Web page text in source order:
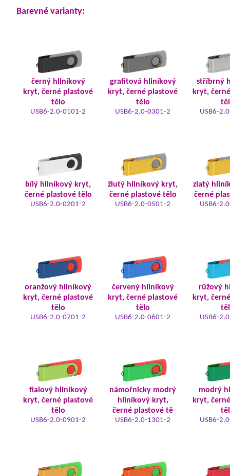
Barevné varianty:
černý hliníkový
kryt, černé plastové
tělo
USB6-2.0-0101-2
grafitová hliníkový
kryt, černé plastové
tělo
USB6-2.0-0301-2
stříbrný
kryt,
USB6-
bílý hliníkový kryt,
černé plastové tělo
USB6-2.0-0201-2
žlutý hliníkový kryt,
černé plastové tělo
USB6-2.0-0501-2
zlatý
černé
USB6-
oranžový hliníkový
kryt, černé plastové
tělo
USB6-2.0-0701-2
červený hliníkový
kryt, černé plastové
tělo
USB6-2.0-0601-2
růžový
kryt,
USB6-
fialový hliníkový
kryt, černé plastové
tělo
USB6-2.0-0901-2
námořnicky modrý
hliníkový kryt,
černé plastové tě
USB6-2.0-1301-2
modrý
kryt,
USB6-